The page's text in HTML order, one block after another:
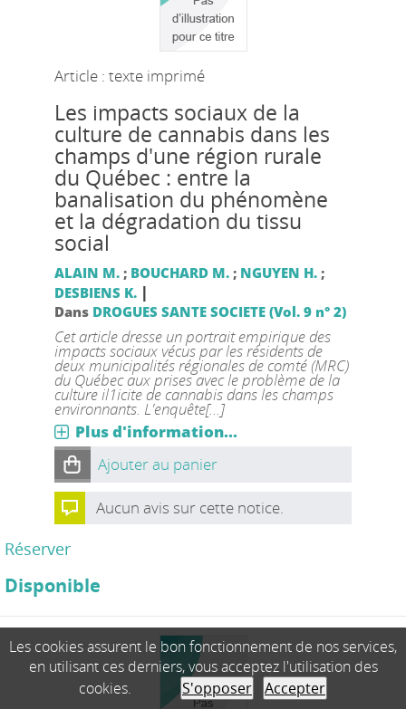
Article : texte imprimé
Les impacts sociaux de la
culture de cannabis dans les
champs d'une région rurale
du Québec : entre la
banalisation du phénomène
et la dégradation du tissu
social
ALAIN M.; BOUCHARD M.; NGUYEN H.;
DESBIENS K. |
Dans DROGUES SANTE SOCIETE (Vol. 9 n° 2)
Cet article dresse un portrait empirique des
impacts sociaux vécus par les résidents de
deux municipalités régionales de comté (MRC)
du Québec aux prises avec le problème de la
culture il1icite de cannabis dans les champs
environnants. L'enquête[...]
Plus d'information...
Ajouter au panier
Aucun avis sur cette notice.
Réserver
Disponible
Les cookies assurent le bon fonctionnement de nos services,
en utilisant ces derniers, vous acceptez l'utilisation des
cookies.
S'opposer Accepter